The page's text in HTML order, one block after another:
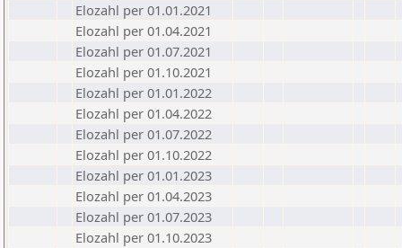
Elozahl per 01.01.2021
Elozahl per 01.04.2021
Elozahl per 01.07.2021
Elozahl per 01.10.2021
Elozahl per 01.01.2022
Elozahl per 01.04.2022
Elozahl per 01.07.2022
Elozahl per 01.10.2022
Elozahl per 01.01.2023
Elozahl per 01.04.2023
Elozahl per 01.07.2023
Elozahl per 01.10.2023